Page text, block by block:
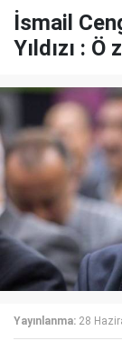
İsmail
Yıldızı :
Yayınlanma: 28